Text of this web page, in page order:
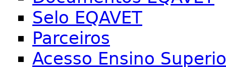
Selo EQAVET
Parceiros
Acesso Ensino